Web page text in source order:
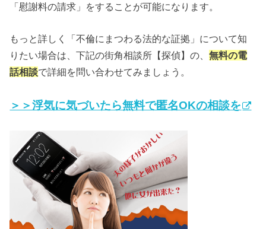
「慰謝料の請求」をすることが可能になります。
もっと詳しく「不倫にまつわる法的な証拠」について知
りたい場合は、下記の街角相談所【探偵】の、無料の電
話相談で詳細を問い合わせてみましょう。
＞＞浮気に気づいたら無料で匿名OKの相談を